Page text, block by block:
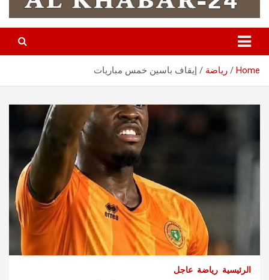
Home رياضة إيقاف باسين خمس مباريات
الرئيسية رياضة عاجل